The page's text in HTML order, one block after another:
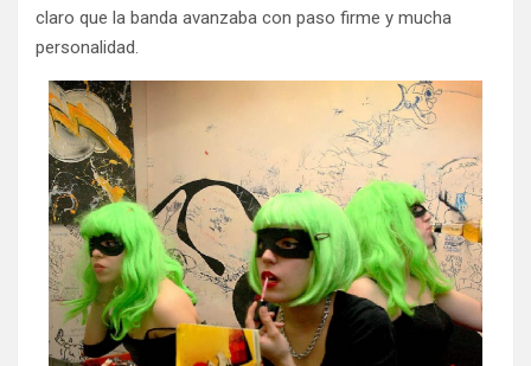
claro que la banda avanzaba con paso firme y mucha
personalidad.